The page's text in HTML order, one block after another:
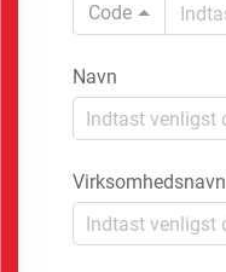
Code
Navn
Virksomhedsnavn